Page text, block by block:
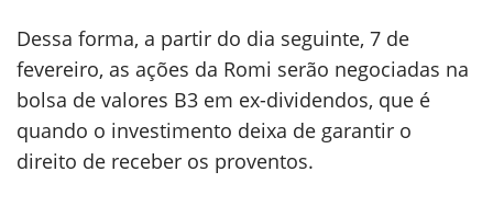
Dessa forma, a partir do dia seguinte, 7 de
fevereiro, as ações da Romi serão negociadas na
bolsa de valores B3 em ex-dividendos, que é
quando o investimento deixa de garantir o
direito de receber os proventos.